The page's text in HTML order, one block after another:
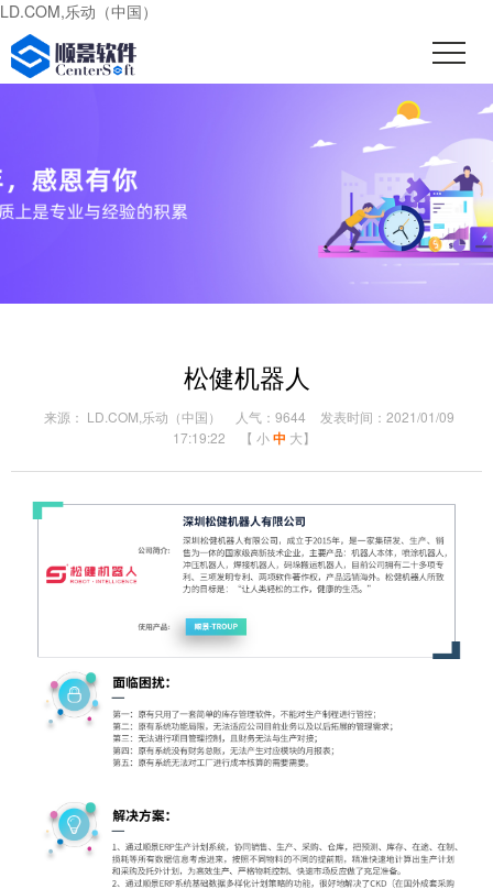
LD.COM,乐动（中国）
松健机器人
来源： LD.COM,乐动（中国） 人气：9644
发表时间：2021/01/09
17:19:22
【 小 中 大】